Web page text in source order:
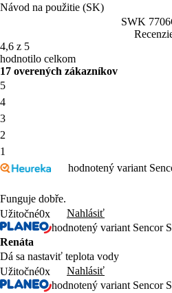
Návod na použitie (SK)
SWK
4,6 z 5
hodnotilo celkom
17 overených zákazníkov
5
4
3
2
1
hodnotený variant
Funguje dobře.
Užitočné0x
Nahlásiť
hodnotený variant Sencor
Renáta
Dá sa nastaviť teplota vody
Užitočné0x
Nahlásiť
hodnotený variant Sencor